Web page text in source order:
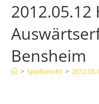
2012.05.12
Bensheim
> Spielbericht >